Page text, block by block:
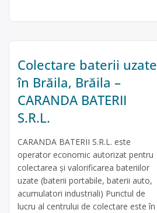
Colectare baterii uzate
în Brăila, Brăila –
CARANDA BATERII
S.R.L.
CARANDA BATERII S.R.L. este
operator economic autorizat pentru
colectarea și valorificarea bateriilor
uzate (baterii portabile, baterii auto,
acumulatori industriali) Punctul de
lucru al centrului de colectare este în